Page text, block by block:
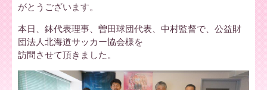
デ
ィ
がとうございます。
本日、鉢代表理事、曽田球団代表、中村監督で、公益財
団法人北海道サッカー協会様を
訪問させて頂きました。